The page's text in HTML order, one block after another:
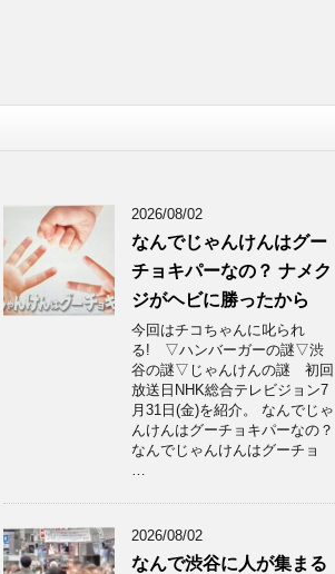
2026/08/02
なんでじゃんけんはグー
チョキパーなの？ ナメク
ジがヘビに勝ったから
今回はチコちゃんに叱られ
る! ▽ハンバーガーの謎▽渋
谷の謎▽じゃんけんの謎 初回
放送日NHK総合テレビジョン7
月31日(金)を紹介。 なんでじゃ
んけんはグーチョキパーなの？
なんでじゃんけんはグーチョ
…
2026/08/02
なんで渋谷に人が集まる